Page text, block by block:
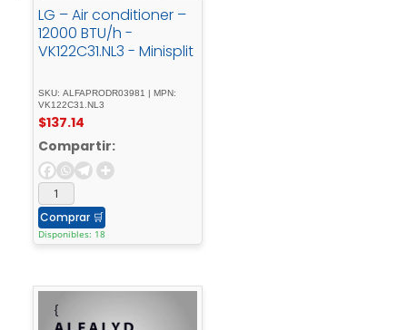
LG – Air conditioner –
12000 BTU/h -
VK122C31.NL3 - Minisplit
SKU: ALFAPRODR03981 | MPN:
VK122C31.NL3
$137.14
Compartir:
Comprar 🛒
Disponibles: 18